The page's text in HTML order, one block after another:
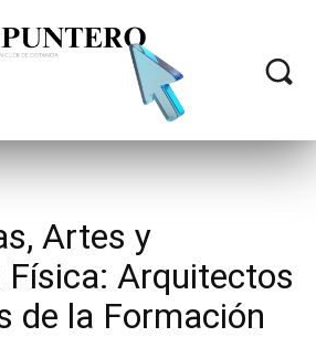
Artes y
Física: Arquitectos
de la Formación